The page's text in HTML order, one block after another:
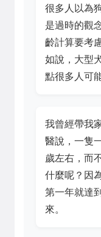
很多人以為
是過時的觀
齡計算要考
如說，大型
點很多人可
我曾經帶我
醫說，一隻
歲左右，而
什麼呢？因
第一年就達
來。